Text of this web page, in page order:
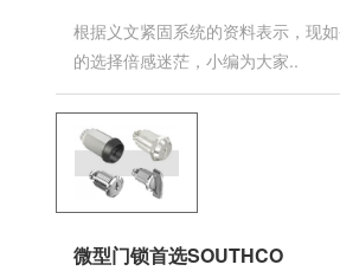
根据义文紧固系统的资料表示，现
的选择倍感迷茫，小编为大家..
微型门锁首选SOUTHCO